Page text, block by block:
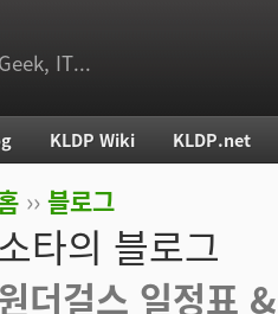
IT...
재 위치
›› 블로그
타의 블로그
더걸스 일정표
KLDP Wiki KLDP.net